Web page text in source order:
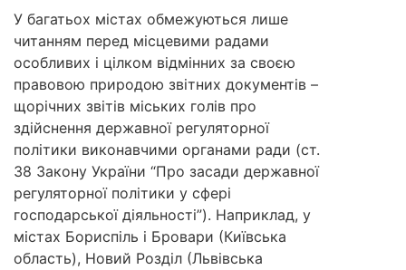
У багатьох містах обмежуються лише
читанням перед місцевими радами
особливих і цілком відмінних за своєю
правовою природою звітних документів –
щорічних звітів міських голів про
здійснення державної регуляторної
політики виконавчими органами ради (ст.
38 Закону України “Про засади державної
регуляторної політики у сфері
господарської діяльності”). Наприклад, у
містах Бориспіль і Бровари (Київська
область), Новий Розділ (Львівська